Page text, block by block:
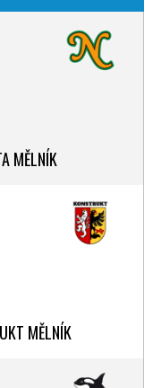
MĚLNÍK
MĚLNÍK